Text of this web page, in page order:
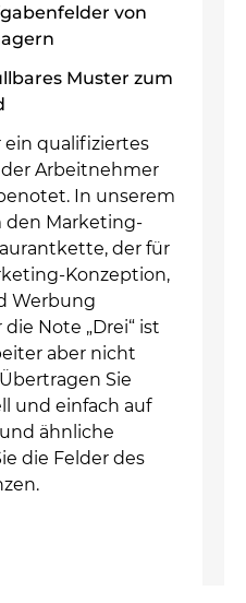
von
Muster zum
ein qualifiziertes
Arbeitnehmer
In unserem
den Marketing-
der für
Konzeption,
Werbung
Note „Drei“ ist
aber nicht
Sie
und einfach auf
ähnliche
die Felder des